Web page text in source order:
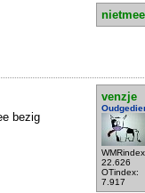
venzje
22.626
OTindex:
7.917
bezig